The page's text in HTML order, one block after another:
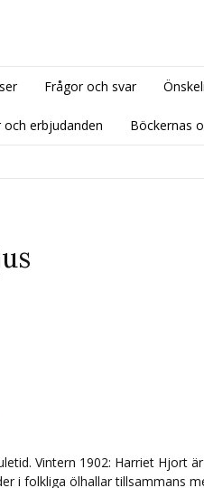
Frågor och svar
och erbjudanden Böckernas
Vintern 1902: Harriet Hjort
i folkliga ölhallar tillsammans